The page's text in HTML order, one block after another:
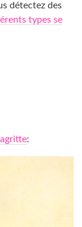
détectez des
types se
: